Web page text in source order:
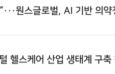
원스글로벌, AI 기반 의약
헬스케어 산업 생태계 구축